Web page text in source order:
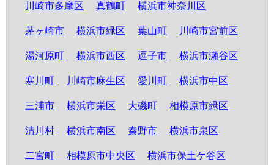
川崎市多摩区 真鶴町 横浜市神奈川区
茅ヶ崎市 横浜市緑区 葉山町 川崎市宮前区
湯河原町 横浜市西区 逗子市 横浜市瀬谷区
寒川町 川崎市麻生区 愛川町 横浜市中区
三浦市 横浜市栄区 大磯町 相模原市緑区
清川村 横浜市南区 秦野市 横浜市泉区
二宮町 相模原市中央区 横浜市保土ケ谷区